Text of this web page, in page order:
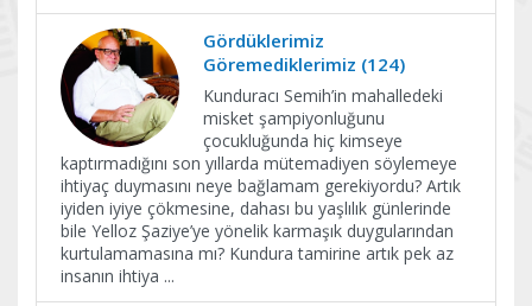
Gördüklerimiz
Göremediklerimiz (124)
Kunduracı Semih’in mahalledeki
misket şampiyonluğunu
çocukluğunda hiç kimseye
kaptırmadığını son yıllarda mütemadiyen söylemeye
ihtiyaç duymasını neye bağlamam gerekiyordu? Artık
iyiden iyiye çökmesine, dahası bu yaşlılık günlerinde
bile Yelloz Şaziye’ye yönelik karmaşık duygularından
kurtulamamasına mı? Kundura tamirine artık pek az
insanın ihtiya ...